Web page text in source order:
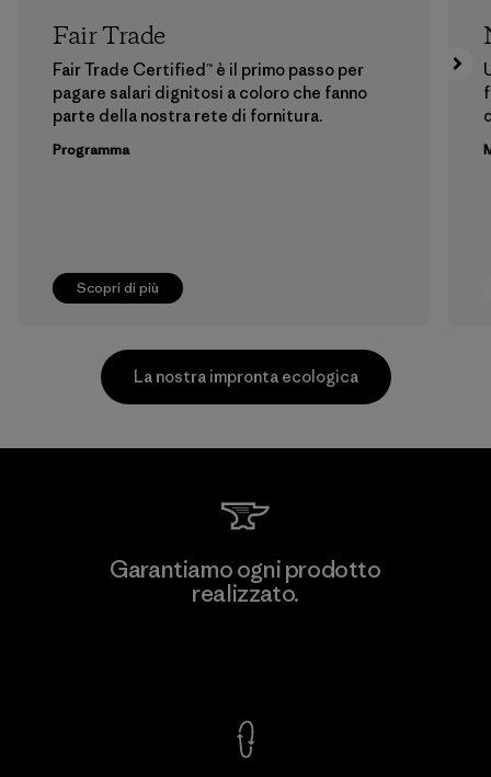
Scopri di più
Fair Trade
Fair Trade Certified™ è il primo passo per
pagare salari dignitosi a coloro che fanno
parte della nostra rete di fornitura.
Programma
Hirdaramani Industries (Pvt)
Ltd. - Kuruwita
La nostra impronta ecologica
Garantiamo ogni prodotto
realizzato.